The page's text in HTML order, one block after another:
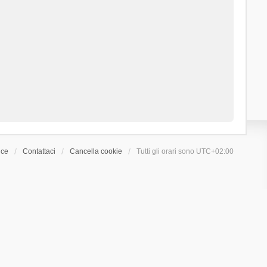
Contattaci Cancella cookie Tutti gli orari sono UTC+02:00